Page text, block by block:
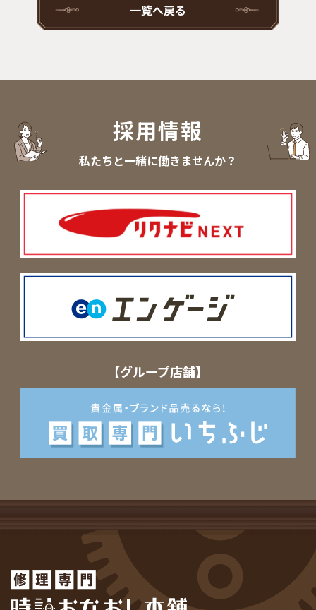
一覧へ戻る
採用情報
私たちと一緒に働きませんか？
【グループ店舗】